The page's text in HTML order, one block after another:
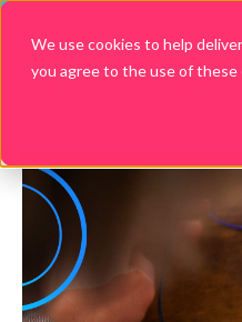
We use cookies to help
you agree to the use of these